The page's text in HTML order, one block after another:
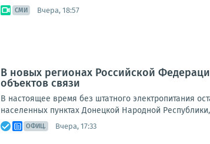
СМИ Вчера, 18:57
В новых регионах Российской
объектов связи
В настоящее время без штатного электропитания
населенных пунктах Донецкой Народной
ОФИЦ. Вчера, 17:33